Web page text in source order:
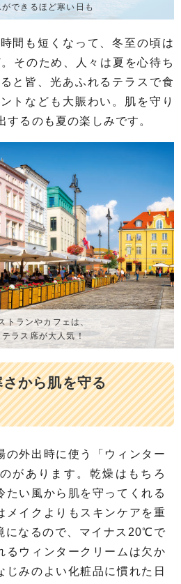
できるほど寒い日も
間も短くなって、冬至の頃は
そのため、人々は夏を心待ち
と皆、光あふれるテラスで食
トなども大賑わい。肌を守り
するのも夏の楽しみです。
トランやカフェは、
テラス席が大人気！
から肌を守る
の外出時に使う「ウィンター
があります。乾燥はもちろ
たい風から肌を守ってくれる
メイクよりもスキンケアを重
になるので、マイナス20℃で
るウィンタークリームは欠か
じみのよい化粧品に慣れた日